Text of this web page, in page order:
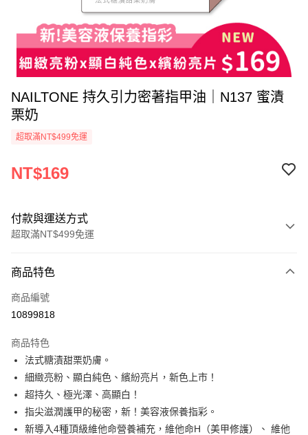
NAILTONE 持久引力密著指甲油｜N137 蜜漬
栗奶
超取滿NT$499免運
NT$169
付款與運送方式
超取滿NT$499免運
信用卡一次付款
超商取貨付款
Apple Pay
街口支付
悠遊付
商品特色
商品編號
10899818
商品特色
法式糖漬甜栗奶膚。
細緻亮粉、顯白純色、繽紛亮片，新色上市！
超持久、極光澤、高顯白！
指尖滋潤護甲的秘密，新！美容液保養指彩。
新導入4種頂級維他命營養補充，維他命H（美甲修護）、 維他